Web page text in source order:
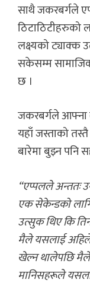
साथै जकरबर्गले
ठिटाठिटीहरुको
लक्ष्यको ट्याक्क
सकेसम्म
छ ।
जकरबर्गले आफ्ना
यहाँ जस्ताको
बारेमा बुझ्न पनि
“एप्पलले अन्ततः
एक सेकेन्डको
उत्सुक थिए कि
मैले यसलाई
खेल्न थालेपछि
मानिसहरूले